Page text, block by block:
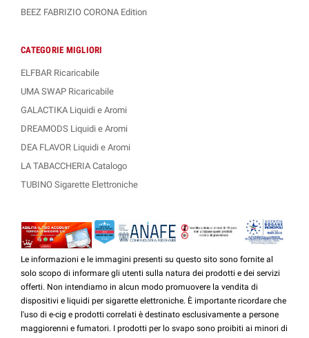
BEEZ FABRIZIO CORONA Edition
CATEGORIE MIGLIORI
ELFBAR Ricaricabile
UMA SWAP Ricaricabile
GALACTIKA Liquidi e Aromi
DREAMODS Liquidi e Aromi
DEA FLAVOR Liquidi e Aromi
LA TABACCHERIA Catalogo
TUBINO Sigarette Elettroniche
Le informazioni e le immagini presenti su questo sito sono fornite al
solo scopo di informare gli utenti sulla natura dei prodotti e dei servizi
offerti. Non intendiamo in alcun modo promuovere la vendita di
dispositivi e liquidi per sigarette elettroniche. È importante ricordare che
l'uso di e-cig e prodotti correlati è destinato esclusivamente a persone
maggiorenni e fumatori. I prodotti per lo svapo sono proibiti ai minori di